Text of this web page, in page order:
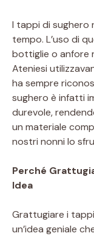
I tappi di sughero
tempo. L’uso di
bottiglie o anfore
Ateniesi
ha sempre
sughero è infatti
durevole,
un materiale
nostri nonni lo
Perché
Idea
Grattugiare i
un’idea geniale